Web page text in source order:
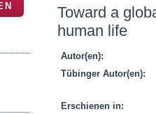
Toward a
human life
Autor(en):
Tübinger Autor(en):
Erschienen in: